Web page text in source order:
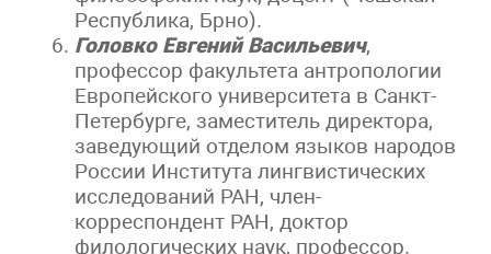
Республика, Брно).
Головко Евгений Васильевич,
профессор факультета антропологии
Европейского университета в Санкт-
Петербурге, заместитель директора,
заведующий отделом языков народов
России Института лингвистических
исследований РАН, член-
корреспондент РАН, доктор
филологических наук, профессор.